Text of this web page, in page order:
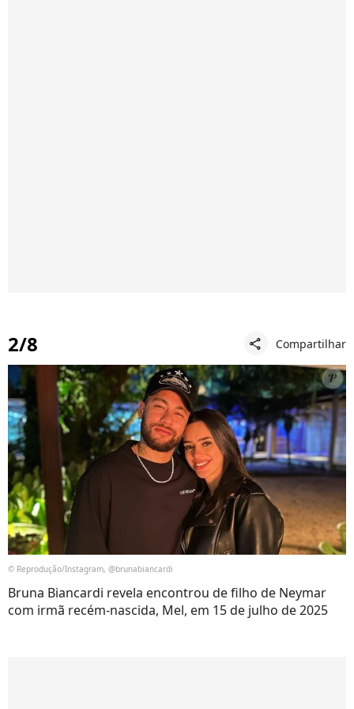
2/8 share Compartilhar
© Reprodução/Instagram, @brunabiancardi
Bruna Biancardi revela encontrou de filho de Neymar
com irmã recém-nascida, Mel, em 15 de julho de 2025